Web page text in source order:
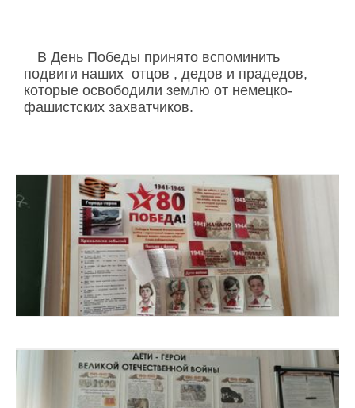
В День Победы принято вспоминить
подвиги наших отцов , дедов и прадедов,
которые освободили землю от немецко-
фашистских захватчиков.